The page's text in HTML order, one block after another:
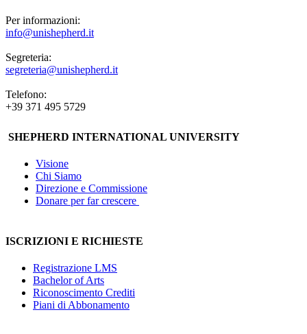
Per informazioni:
info@unishepherd.it
Segreteria:
segreteria@unishepherd.it
Telefono:
+39 371 495 5729
SHEPHERD INTERNATIONAL UNIVERSITY
Visione
Chi Siamo
Direzione e Commissione
Donare per far crescere
ISCRIZIONI E RICHIESTE
Registrazione LMS
Bachelor of Arts
Riconoscimento Crediti
Piani di Abbonamento